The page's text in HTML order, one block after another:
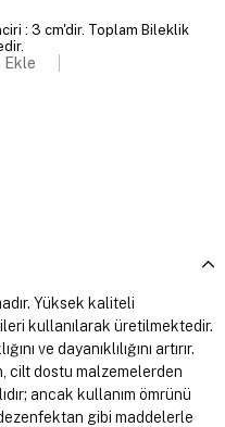
: 3 cm'dir. Toplam Bileklik
Ekle
Yüksek kaliteli
kullanılarak üretilmektedir.
ve dayanıklılığını artırır.
cilt dostu malzemelerden
ancak kullanım ömrünü
gibi maddelerle